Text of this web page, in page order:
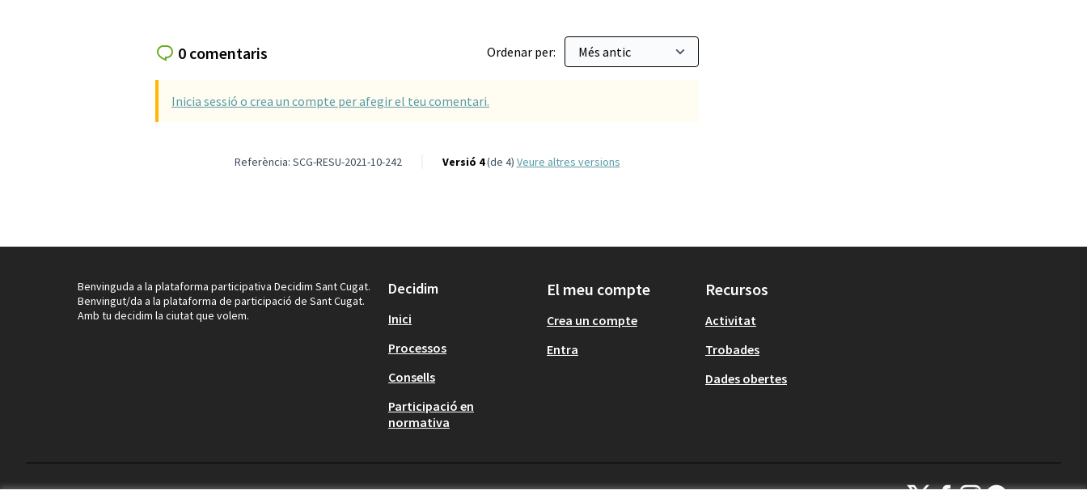
0 comentaris Ordenar per:
Inicia sessió o crea un compte per afegir el teu comentari.
Referència: SCG-RESU-2021-10-242 Versió 4(de 4) veure altres versions
Benvinguda a la plataforma participativa Decidim Sant Cugat.
Benvingut/da a la plataforma de participació de Sant Cugat.
Amb tu decidim la ciutat que volem.
Decidim
Inici
Processos
Consells
Participació en
normativa
El meu compte
Crea un compte
Entra
Recursos
Activitat
Trobades
Dades obertes
Decidim Sant Cugat a X
Decidim Sant Cugat a Facebook
Decidim Sant Cugat a
Decidim Sant Cugat